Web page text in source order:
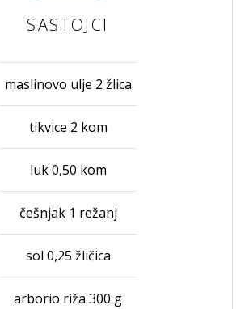
SASTOJCI
maslinovo ulje 2 žlica
tikvice 2 kom
luk 0,50 kom
češnjak 1 režanj
sol 0,25 žličica
arborio riža 300 g